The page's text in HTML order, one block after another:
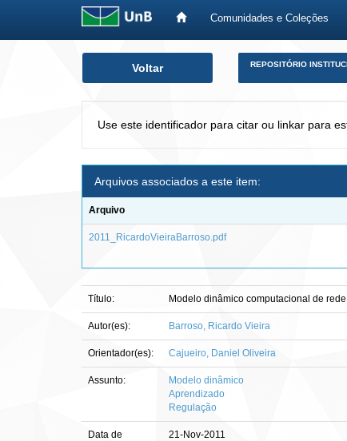
Comunidades e Coleções
Voltar REPOSITÓRIO
Use este identificador para citar ou linkar para
Arquivos associados a este item:
Arquivo
2011_RicardoVieiraBarroso.pdf
Título: Modelo dinâmico computacional de
Autor(es): Barroso, Ricardo Vieira
Orientador(es): Cajueiro, Daniel Oliveira
Assunto:
Modelo dinâmico
Aprendizado
Regulação
Data de
21-Nov-2011